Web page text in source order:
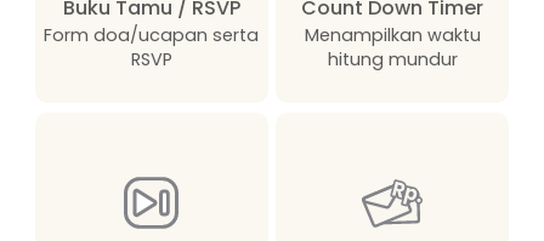
Buku Tamu / RSVP
Form doa/ucapan serta
RSVP
Count Down Timer
Menampilkan waktu
hitung mundur